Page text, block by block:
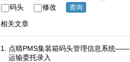
码头
修改
相关文章
点晴PMS集装箱码头管理信息系统——
运输委托录入